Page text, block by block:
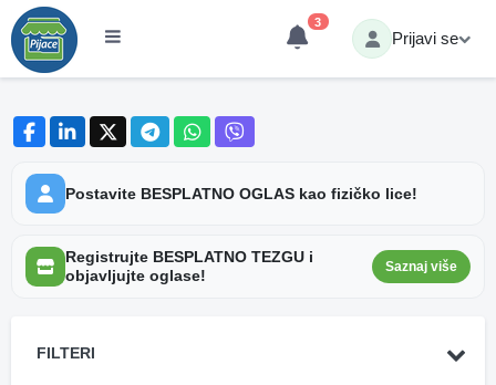
3
Prijavi se
Postavite BESPLATNO OGLAS kao fizičko lice!
Registrujte BESPLATNO TEZGU i
objavljujte oglase!
Saznaj više
FILTERI